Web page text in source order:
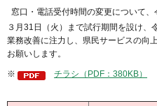
窓口・電話受付時間の変更について
３月31日（火）まで試行期間を設け、
業務改善に注力し、県民サービスの向
お願いします。
※ チラシ（PDF：380KB）